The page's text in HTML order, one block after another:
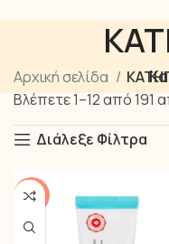
Αρχική σελίδα
Βλέπετε 1–12 από 191
Διάλεξε Φίλτρα
-15%